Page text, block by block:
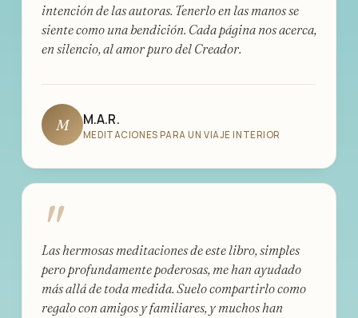
intención de las autoras. Tenerlo en las manos se
siente como una bendición. Cada página nos acerca,
en silencio, al amor puro del Creador.
M M.A.R.
MEDITACIONES PARA UN VIAJE INTERIOR
"
Las hermosas meditaciones de este libro, simples
pero profundamente poderosas, me han ayudado
más allá de toda medida. Suelo compartirlo como
regalo con amigos y familiares, y muchos han